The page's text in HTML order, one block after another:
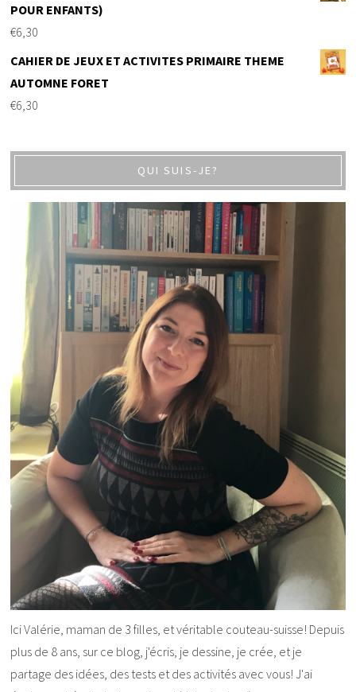
POUR ENFANTS)
€6,30
CAHIER DE JEUX ET ACTIVITES PRIMAIRE THEME
AUTOMNE FORET
€6,30
QUI SUIS-JE?
Ici Valérie, maman de 3 filles, et véritable couteau-suisse! Depuis
plus de 8 ans, sur ce blog, j'écris, je dessine, je crée, et je
partage des idées, des tests et des activités avec vous! J'ai